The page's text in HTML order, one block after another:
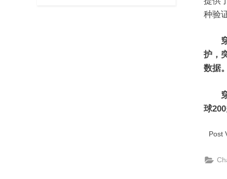
种验
穿
护，
数据
穿
球
Post